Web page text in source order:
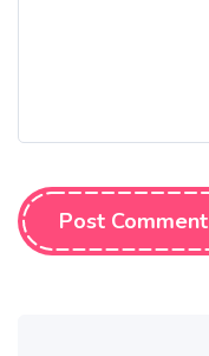
Post Comment